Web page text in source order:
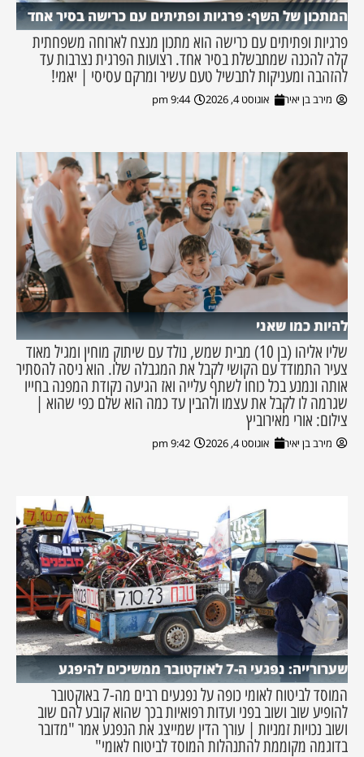
המתכון של השף: פרגיות ופתיתים עם כרישה בסיר אחד
פרגיות ופתיתים עם כרישה הוא מתכון מנצח לארוחה משפחתית
קלה להכנה שמתבשלת בסיר אחד. רצועות הפרגית נצרבות עד
להזהבה ומעניקות לתבשיל טעם עשיר ומרקם עסיסי | יאמי!
מירב בן יאיר אוגוסט 4, 2026 9:44 pm
להיות כמו שאני
שליו אליהו (בן 10) מבית שמש, נולד עם שיתוק מוחין ומגיל מאוד
צעיר התמודד עם הקושי לקבל את המגבלה שלו. הוא ניסה להסתיר
אותה ונמנע בכל כוחו לשתף עלייה ואז הגיעה נקודת המפנה בחייו
שגרמה לו לקבל את עצמו ולהבין עד כמה הוא שלם כפי שהוא |
צילום: אורי מאירוביץ
מירב בן יאיר אוגוסט 4, 2026 9:42 pm
שערורייה: נפגעי ה-7 לאוקטובר ממשיכים להיפגע
המוסד לביטוח לאומי כופה על נפגעים רבים מה-7 באוקטובר
להופיע שוב ושוב בפני ועדות רפואיות בכך שהוא קובע להם שוב
ושוב נכויות זמניות | עורך הדין שמייצג את הנפגע אמר "מדובר
בדוגמה מקוממת להתנהלות המוסד לביטוח לאומי"